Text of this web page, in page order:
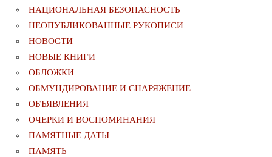
НАЦИОНАЛЬНАЯ БЕЗОПАСНОСТЬ
НЕОПУБЛИКОВАННЫЕ РУКОПИСИ
НОВОСТИ
НОВЫЕ КНИГИ
ОБЛОЖКИ
ОБМУНДИРОВАНИЕ И СНАРЯЖЕНИЕ
ОБЪЯВЛЕНИЯ
ОЧЕРКИ И ВОСПОМИНАНИЯ
ПАМЯТНЫЕ ДАТЫ
ПАМЯТЬ